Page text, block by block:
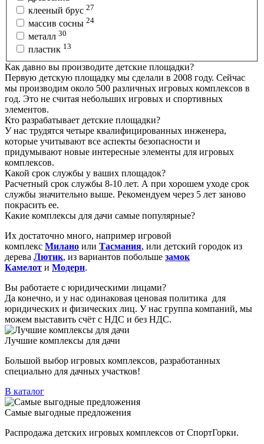
клееный брус 27
массив сосны 24
металл 30
пластик 13
Как давно вы производите детские площадки?
Первую детскую площадку мы сделали в 2008 году. Сейчас
мы производим около 500 различных игровых комплексов в
год. Это не считая небольших игровых и спортивных
элементов.
Кто разрабатывает детские площадки?
У нас трудятся четыре квалифицированных инженера,
которые учитывают все аспекты безопасности и
придумывают новые интересные элементы для игровых
комплексов.
Какой срок службы у ваших площадок?
Расчетный срок службы 8-10 лет. А при хорошем уходе срок
службы значительно выше. Рекомендуем через 5 лет заново
покрасить ее.
Какие комплексы для дачи самые популярные?
Их достаточно много, например игровой
комплекс Милано или Тасмания, или детский городок из
дерева Лютик, из вариантов побольше замок
Камелот и Модерн.
Вы работаете с юридическими лицами?
Да конечно, и у нас одинаковая ценовая политика для
юридических и физических лиц. У нас группа компаний, мы
можем выставить счёт с НДС и без НДС.
Лучшие комплексы для дачи
Большой выбор игровых комплексов, разработанных
специально для дачных участков!
В каталог
Самые выгодные предложения
Распродажа детских игровых комплексов от СпортГорки.